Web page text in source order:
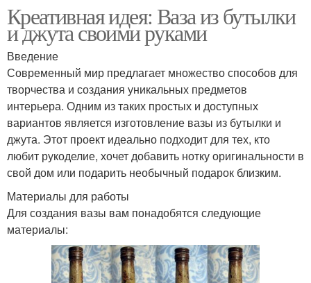
Креативная идея: Ваза из бутылки
и джута своими руками
Введение
Современный мир предлагает множество способов для
творчества и создания уникальных предметов
интерьера. Одним из таких простых и доступных
вариантов является изготовление вазы из бутылки и
джута. Этот проект идеально подходит для тех, кто
любит рукоделие, хочет добавить нотку оригинальности в
свой дом или подарить необычный подарок близким.
Материалы для работы
Для создания вазы вам понадобятся следующие
материалы: